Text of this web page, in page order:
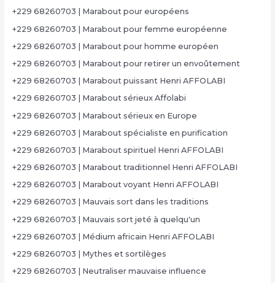
+229 68260703 | Marabout pour européens
+229 68260703 | Marabout pour femme européenne
+229 68260703 | Marabout pour homme européen
+229 68260703 | Marabout pour retirer un envoûtement
+229 68260703 | Marabout puissant Henri AFFOLABI
+229 68260703 | Marabout sérieux Affolabi
+229 68260703 | Marabout sérieux en Europe
+229 68260703 | Marabout spécialiste en purification
+229 68260703 | Marabout spirituel Henri AFFOLABI
+229 68260703 | Marabout traditionnel Henri AFFOLABI
+229 68260703 | Marabout voyant Henri AFFOLABI
+229 68260703 | Mauvais sort dans les traditions
+229 68260703 | Mauvais sort jeté à quelqu'un
+229 68260703 | Médium africain Henri AFFOLABI
+229 68260703 | Mythes et sortilèges
+229 68260703 | Neutraliser mauvaise influence